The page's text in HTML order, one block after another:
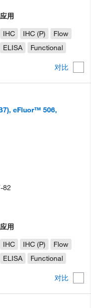
对比
应用
IHC
IHC (P)
Flow
ELISA
Functional
eFluor™ 506,
对比
应用
IHC
IHC (P)
Flow
ELISA
Functional
82